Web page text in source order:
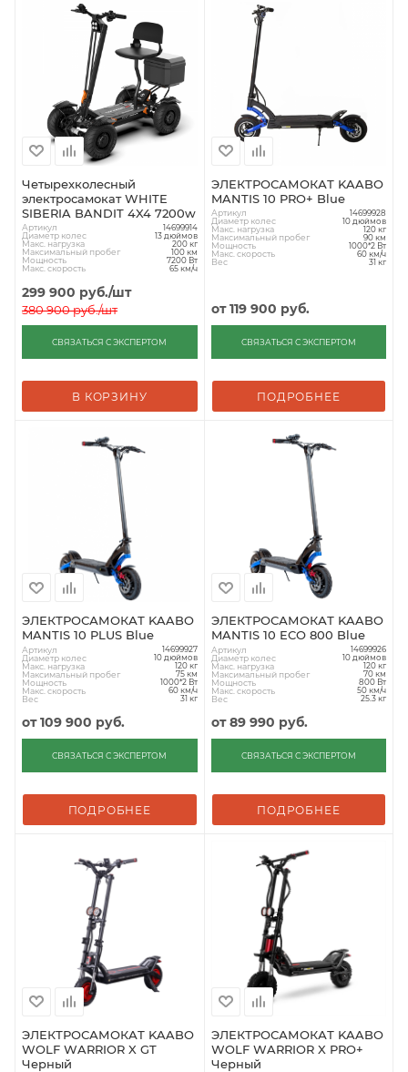
Четырехколесный
электросамокат WHITE
SIBERIA BANDIT 4X4 7200w
Артикул 14699914
Диаметр колес 13 дюймов
Макс. нагрузка 200 кг
Максимальный пробег 100 км
Мощность 7200 Вт
Макс. скорость 65 км/ч
299 900 руб./шт
380 900руб./шт
СВЯЗАТЬСЯ С ЭКСПЕРТОМ
В КОРЗИНУ
ЭЛЕКТРОСАМОКАТ KAABO
MANTIS 10 PRO+ Blue
Артикул 14699928
Диаметр колес 10 дюймов
Макс. нагрузка 120 кг
Максимальный пробег 90 км
Мощность 1000*2 Вт
Макс. скорость 60 км/ч
Вес 31 кг
от119 900 руб.
СВЯЗАТЬСЯ С ЭКСПЕРТОМ
ПОДРОБНЕЕ
ЭЛЕКТРОСАМОКАТ KAABO
MANTIS 10 PLUS Blue
Артикул 14699927
Диаметр колес 10 дюймов
Макс. нагрузка 120 кг
Максимальный пробег 75 км
Мощность 1000*2 Вт
Макс. скорость 60 км/ч
Вес 31 кг
от109 900 руб.
СВЯЗАТЬСЯ С ЭКСПЕРТОМ
ПОДРОБНЕЕ
ЭЛЕКТРОСАМОКАТ KAABO
MANTIS 10 ECO 800 Blue
Артикул 14699926
Диаметр колес 10 дюймов
Макс. нагрузка 120 кг
Максимальный пробег 70 км
Мощность 800 Вт
Макс. скорость 50 км/ч
Вес 25.3 кг
от89 990 руб.
СВЯЗАТЬСЯ С ЭКСПЕРТОМ
ПОДРОБНЕЕ
ЭЛЕКТРОСАМОКАТ KAABO
WOLF WARRIOR X GT
Черный
ЭЛЕКТРОСАМОКАТ KAABO
WOLF WARRIOR X PRO+
Черный